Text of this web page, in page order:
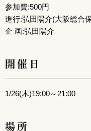
参加費:500円
進行:弘田陽介(大阪総合
企 画:弘田陽介
開催日
1/26(木)19:00～21:00
場所